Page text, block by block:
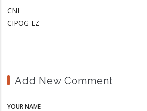
CNI
CIPOG-EZ
Add New Comment
YOUR NAME